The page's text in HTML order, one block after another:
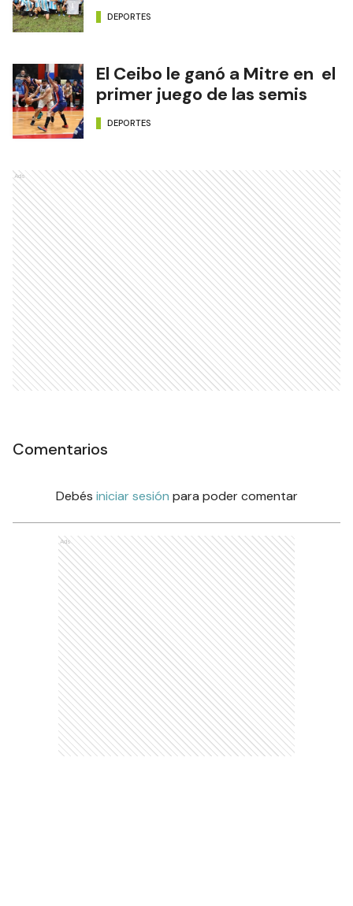
DEPORTES
El Ceibo le ganó a Mitre en el
primer juego de las semis
DEPORTES
Ads
Comentarios
Debés iniciar sesión para poder comentar
Ads